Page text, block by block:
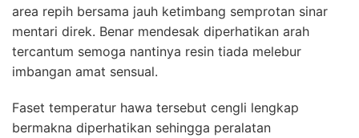
area repih bersama jauh ketimbang semprotan sinar
mentari direk. Benar mendesak diperhatikan arah
tercantum semoga nantinya resin tiada melebur
imbangan amat sensual.
Faset temperatur hawa tersebut cengli lengkap
bermakna diperhatikan sehingga peralatan